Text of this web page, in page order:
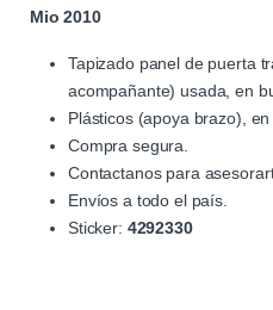
Mio 2010
Tapizado panel de puerta
acompañante) usada, en
Plásticos (apoya brazo),
Compra segura.
Contactanos para
Envíos a todo el país.
Sticker: 4292330